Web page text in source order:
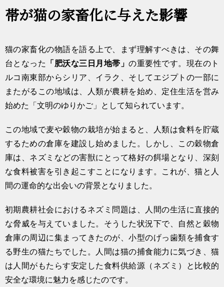
帯が猫の家畜化に与えた影響
猫の家畜化の物語を語る上で、まず理解すべきは、その舞
台となった 「肥沃な三日月地帯」の重要性です。現在のト
ルコ南東部からシリア、イラク、そしてエジプトの一部に
またがるこの地域は、人類が農耕を始め、定住生活を営み
始めた「文明のゆりかご」として知られています。
この地域で麦や穀物の栽培が始まると、人類は食料を貯蔵
するための倉庫を建設し始めました。しかし、この穀物倉
庫は、ネズミなどの害獣にとって格好の餌場となり、深刻
な食料被害を引き起こすことになります。これが、猫と人
間の運命的な出会いの背景となりました。
初期農耕社会におけるネズミ問題は、人間の生活に直接的
な脅威を与えていました。そうした状況下で、自然と穀物
倉庫の周辺に集まってきたのが、小型のげっ歯類を捕食す
る野生の猫たちでした。人間は猫の捕食能力に気づき、猫
は人間がもたらす安定した食料供給源（ネズミ）と比較的
安全な環境に魅力を感じたのです。